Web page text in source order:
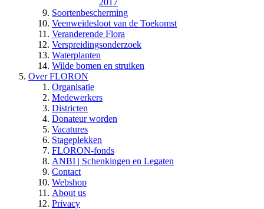
2017
Soortenbescherming
Veenweidesloot van de Toekomst
Veranderende Flora
Verspreidingsonderzoek
Waterplanten
Wilde bomen en struiken
Over FLORON
Organisatie
Medewerkers
Districten
Donateur worden
Vacatures
Stageplekken
FLORON-fonds
ANBI | Schenkingen en Legaten
Contact
Webshop
About us
Privacy